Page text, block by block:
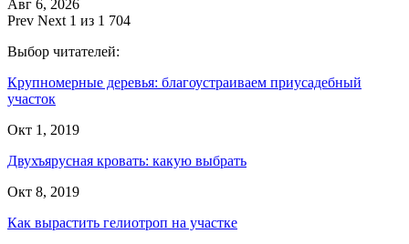
Авг 6, 2026
Prev Next 1 из 1 704
Выбор читателей:
Крупномерные деревья: благоустраиваем приусадебный
участок
Окт 1, 2019
Двухъярусная кровать: какую выбрать
Окт 8, 2019
Как вырастить гелиотроп на участке